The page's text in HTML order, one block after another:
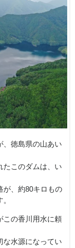
、徳島県の山あい
たこのダムは、い
が、約80キロもの
この香川用水に頼
な水源になってい